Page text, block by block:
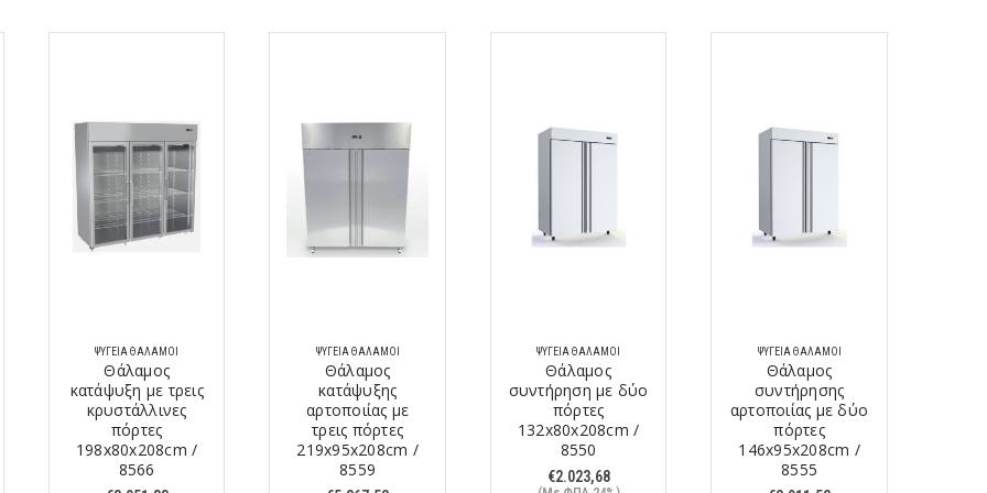
ΨΥΓΕΊΑ ΘΆΛΑΜΟΙ
Θάλαμος
κατάψυξη με τρεις
κρυστάλλινες
πόρτες
198x80x208cm /
8566
ΨΥΓΕΊΑ ΘΆΛΑΜΟΙ
Θάλαμος
κατάψυξης
αρτοποιίας με
τρεις πόρτες
219x95x208cm /
8559
ΨΥΓΕΊΑ ΘΆΛΑΜΟΙ
Θάλαμος
συντήρηση με δύο
πόρτες
132x80x208cm /
8550
€2.023,68
ΨΥΓΕΊΑ ΘΆΛΑΜΟΙ
Θάλαμος
συντήρησης
αρτοποιίας με δύο
πόρτες
146x95x208cm /
8555